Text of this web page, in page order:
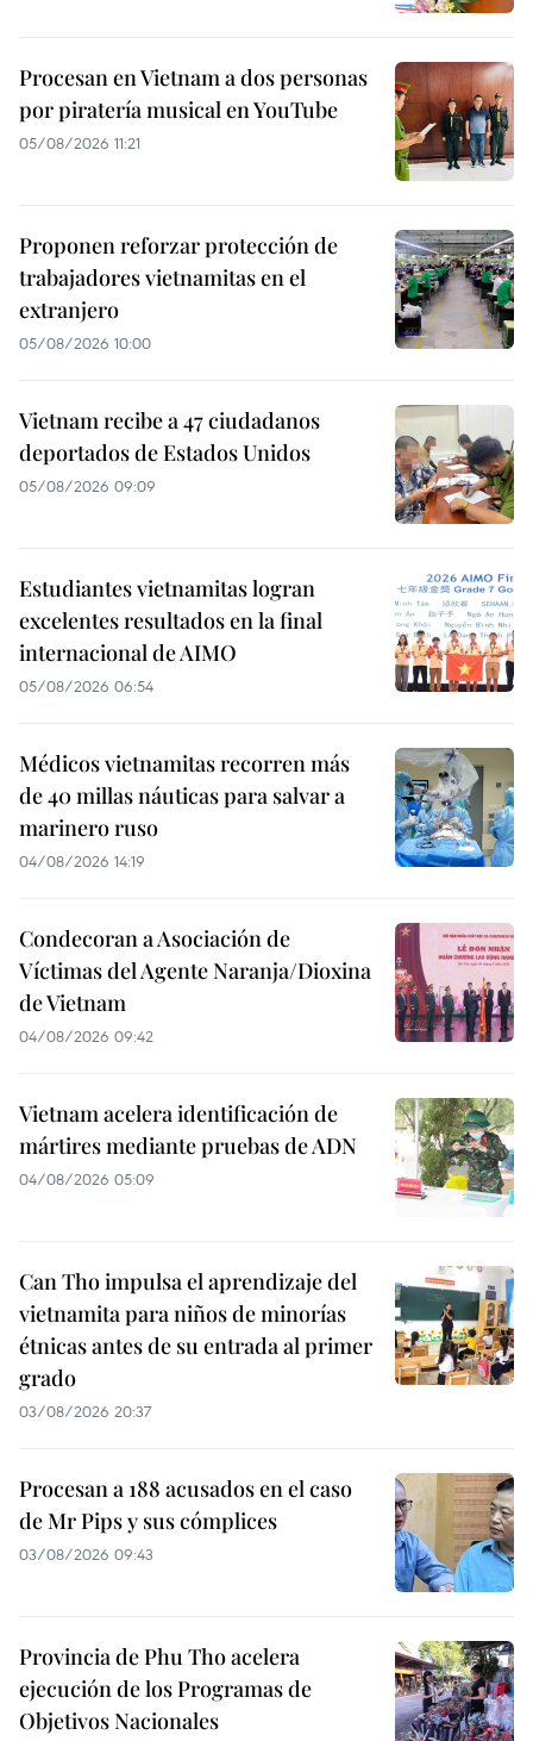
Procesan en Vietnam a dos personas
por piratería musical en YouTube
05/08/2026 11:21
Proponen reforzar protección de
trabajadores vietnamitas en el
extranjero
05/08/2026 10:00
Vietnam recibe a 47 ciudadanos
deportados de Estados Unidos
05/08/2026 09:09
Estudiantes vietnamitas logran
excelentes resultados en la final
internacional de AIMO
05/08/2026 06:54
Médicos vietnamitas recorren más
de 40 millas náuticas para salvar a
marinero ruso
04/08/2026 14:19
Condecoran a Asociación de
Víctimas del Agente Naranja/Dioxina
de Vietnam
04/08/2026 09:42
Vietnam acelera identificación de
mártires mediante pruebas de ADN
04/08/2026 05:09
Can Tho impulsa el aprendizaje del
vietnamita para niños de minorías
étnicas antes de su entrada al primer
grado
03/08/2026 20:37
Procesan a 188 acusados en el caso
de Mr Pips y sus cómplices
03/08/2026 09:43
Provincia de Phu Tho acelera
ejecución de los Programas de
Objetivos Nacionales